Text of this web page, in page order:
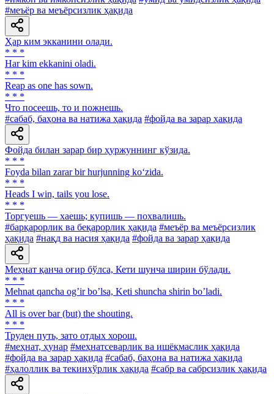
#меъёр ва меъёрсизлик ҳақида
Ҳар ким экканини олади.
* * *
Har kim ekkanini oladi.
* * *
Reap as one has sown.
* * *
Что посеешь, то и пожнешь.
#сабаб, баҳона ва натижа ҳақида #фойда ва зарар ҳақида
Фойда билан зарар бир ҳуржуннинг кўзида.
* * *
Foyda bilan zarar bir hurjunning ko‘zida.
* * *
Heads I win, tails you lose.
* * *
Торгуешь — хаешь; купишь — похвалишь.
#барқарорлик ва беқарорлик ҳақида #меъёр ва меъёрсизлик
ҳақида #нақд ва насия ҳақида #фойда ва зарар ҳақида
Меҳнат қанча оғир бўлса, Кети шунча ширин бўлади.
* * *
Mehnat qancha ogʼir boʼlsa, Keti shuncha shirin boʼladi.
* * *
All is over bar (but) the shouting.
* * *
Труден путь, зато отдых хорош.
#меҳнат, ҳунар #меҳнатсеварлик ва ишёқмаслик ҳақида
#фойда ва зарар ҳақида #сабаб, баҳона ва натижа ҳақида
#ҳалоллик ва текинхўрлик ҳақида #сабр ва сабрсизлик ҳақида